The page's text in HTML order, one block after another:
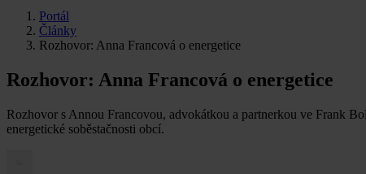
Portál
Články
Rozhovor: Anna Francová o energetice
Rozhovor: Anna Francová o energetice
Rozhovor s Annou Francovou, advokátkou a partnerkou ve Frank
energetické soběstačnosti obcí.